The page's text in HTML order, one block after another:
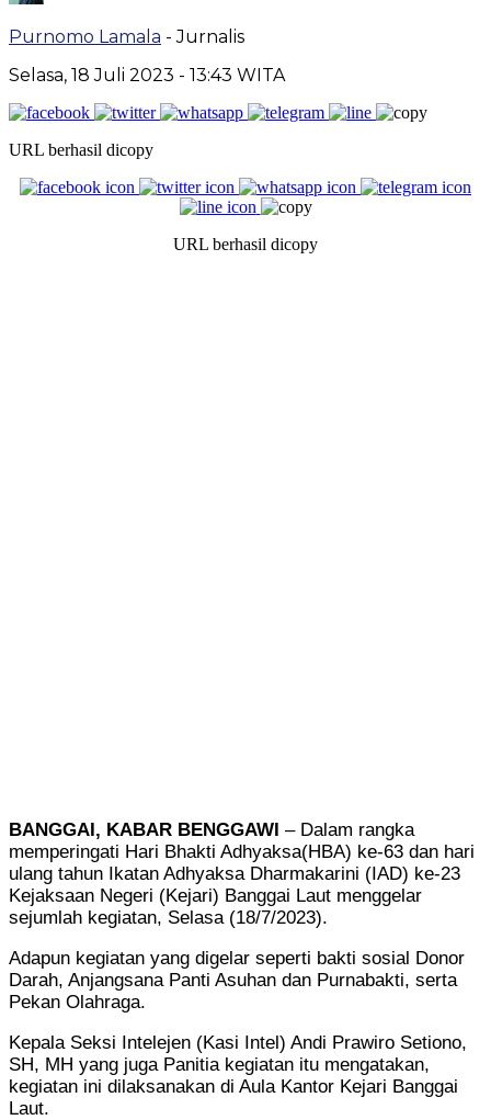
Purnomo Lamala - Jurnalis
Selasa, 18 Juli 2023 - 13:43 WITA
URL berhasil dicopy
URL berhasil dicopy
BANGGAI, KABAR BENGGAWI – Dalam rangka
memperingati Hari Bhakti Adhyaksa(HBA) ke-63 dan hari
ulang tahun Ikatan Adhyaksa Dharmakarini (IAD) ke-23
Kejaksaan Negeri (Kejari) Banggai Laut menggelar
sejumlah kegiatan, Selasa (18/7/2023).
Adapun kegiatan yang digelar seperti bakti sosial Donor
Darah, Anjangsana Panti Asuhan dan Purnabakti, serta
Pekan Olahraga.
Kepala Seksi Intelejen (Kasi Intel) Andi Prawiro Setiono,
SH, MH yang juga Panitia kegiatan itu mengatakan,
kegiatan ini dilaksanakan di Aula Kantor Kejari Banggai
Laut.